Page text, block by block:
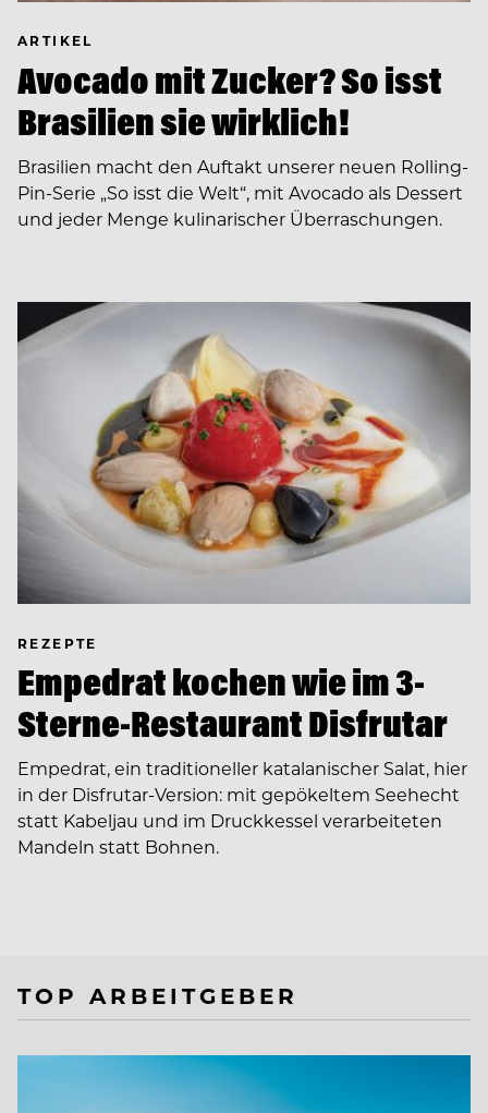
ARTIKEL
Avocado mit Zucker? So isst
Brasilien sie wirklich!
Brasilien macht den Auftakt unserer neuen Rolling-
Pin-Serie „So isst die Welt“, mit Avocado als Dessert
und jeder Menge kulinarischer Überraschungen.
REZEPTE
Empedrat kochen wie im 3-
Sterne-Restaurant Disfrutar
Empedrat, ein traditioneller katalanischer Salat, hier
in der Disfrutar-Version: mit gepökeltem Seehecht
statt Kabeljau und im Druckkessel verarbeiteten
Mandeln statt Bohnen.
TOP ARBEITGEBER